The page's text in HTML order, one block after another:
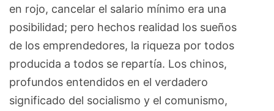
en rojo, cancelar el salario mínimo era una
posibilidad; pero hechos realidad los sueños
de los emprendedores, la riqueza por todos
producida a todos se repartía. Los chinos,
profundos entendidos en el verdadero
significado del socialismo y el comunismo,